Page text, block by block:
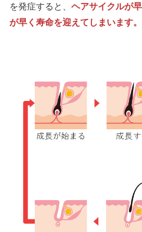
を発症すると、 ヘアサイクルが
が早く寿命を迎えてしまいます。